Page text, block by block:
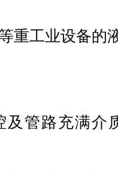
重工业设备的
及管路充满介